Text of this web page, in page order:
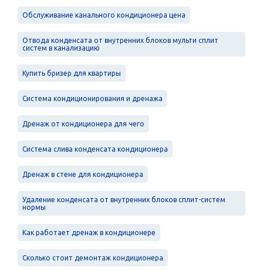
Обслуживание канального кондиционера цена
Отвода конденсата от внутренних блоков мульти сплит
систем в канализацию
Купить бризер для квартиры
Система кондиционирования и дренажа
Дренаж от кондиционера для чего
Система слива конденсата кондиционера
Дренаж в стене для кондиционера
Удаление конденсата от внутренних блоков сплит-систем
нормы
Как работает дренаж в кондиционере
Сколько стоит демонтаж кондиционера